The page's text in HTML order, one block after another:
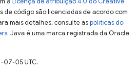
de código são licenciadas de acordo com
mais detalhes, consulte aspolíticas do
. Java é uma marca registrada da Oracle
07-05 UTC.